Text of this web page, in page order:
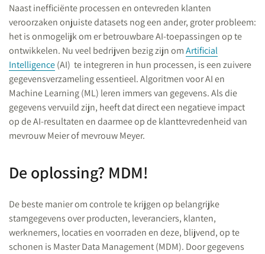
Naast inefficiënte processen en ontevreden klanten
veroorzaken onjuiste datasets nog een ander, groter probleem:
het is onmogelijk om er betrouwbare AI-toepassingen op te
ontwikkelen. Nu veel bedrijven bezig zijn omArtificial
Intelligence(AI) te integreren in hun processen, is een zuivere
gegevensverzameling essentieel. Algoritmen voor AI en
Machine Learning (ML) leren immers van gegevens. Als die
gegevens vervuild zijn, heeft dat direct een negatieve impact
op de AI-resultaten en daarmee op de klanttevredenheid van
mevrouw Meier of mevrouw Meyer.
De oplossing? MDM!
De beste manier om controle te krijgen op belangrijke
stamgegevens over producten, leveranciers, klanten,
werknemers, locaties en voorraden en deze, blijvend, op te
schonen is Master Data Management (MDM). Door gegevens